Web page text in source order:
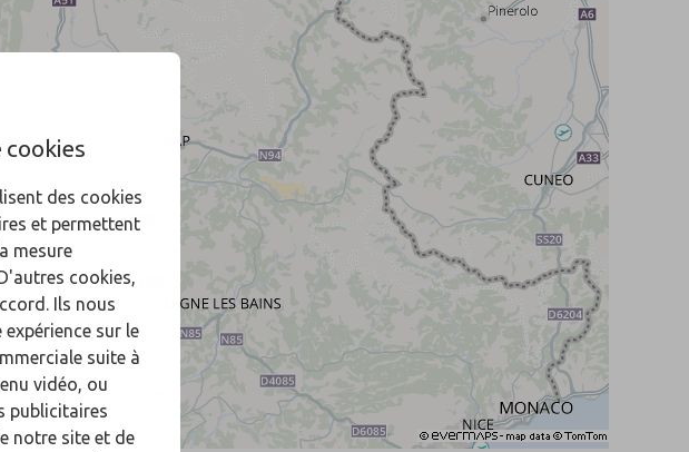
des cookies
et permettent
mesure
cookies,
Ils nous
sur le
suite à
vidéo, ou
publicitaires
notre site et de